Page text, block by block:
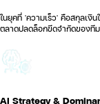
ในยุคที่ 'ความเร็ว' คือสกุลเงิ
ตลาดปลดล็อกขีดจำกัดของที
AI Strategy &